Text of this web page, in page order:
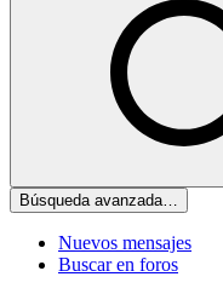
Búsqueda avanzada…
Nuevos mensajes
Buscar en foros